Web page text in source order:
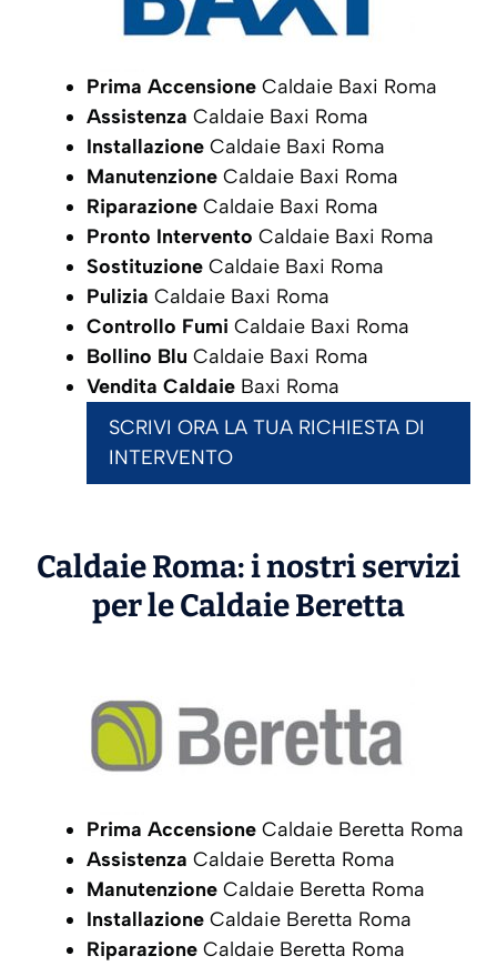
Prima Accensione Caldaie Baxi Roma
Assistenza Caldaie Baxi Roma
Installazione Caldaie Baxi Roma
Manutenzione Caldaie Baxi Roma
Riparazione Caldaie Baxi Roma
Pronto Intervento Caldaie Baxi Roma
Sostituzione Caldaie Baxi Roma
Pulizia Caldaie Baxi Roma
Controllo Fumi Caldaie Baxi Roma
Bollino Blu Caldaie Baxi Roma
Vendita Caldaie Baxi Roma
SCRIVI ORA LA TUA RICHIESTA DI
INTERVENTO
Caldaie Roma: i nostri servizi
per le CaldaieBeretta
Prima Accensione Caldaie Beretta Roma
Assistenza Caldaie Beretta Roma
Manutenzione Caldaie Beretta Roma
Installazione Caldaie Beretta Roma
Riparazione Caldaie Beretta Roma